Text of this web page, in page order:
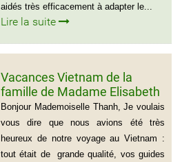
aidés très efficacement à adapter le...
Lire la suite
Vacances Vietnam de la
famille de Madame Elisabeth
DE LAUBESPIN (6 personnes)
Bonjour Mademoiselle Thanh, Je voulais
vous dire que nous avions été très
heureux de notre voyage au Vietnam :
tout était de grande qualité, vos guides